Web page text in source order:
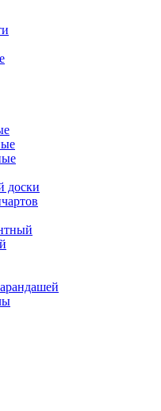
доски